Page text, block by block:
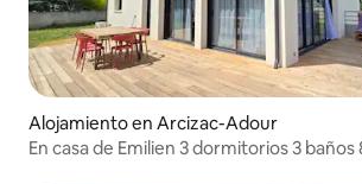
Alojamiento en Arcizac-Adour
En casa de Emilien 3 dormitorios 3 baños